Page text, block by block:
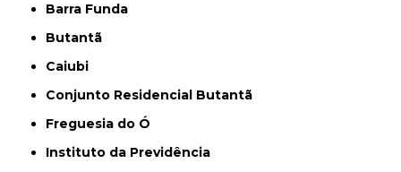
Barra Funda
Butantã
Caiubi
Conjunto Residencial Butantã
Freguesia do Ó
Instituto da Previdência